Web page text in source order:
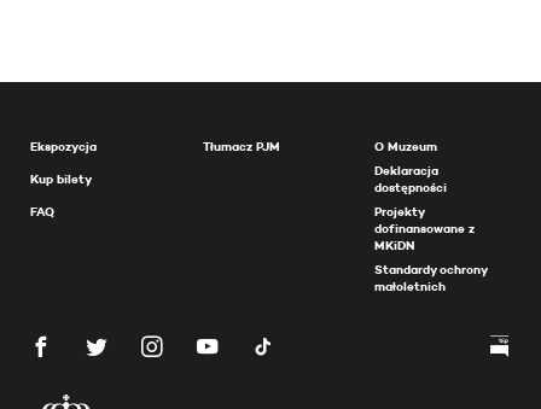
Ekspozycja
Kup bilety
FAQ
Tłumacz PJM
O Muzeum
Deklaracja
dostępności
Projekty
dofinansowane z
MKiDN
Standardy ochrony
małoletnich